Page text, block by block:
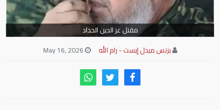
مقتل عز الدين الحداد
بزنس ميدل إيست - رام الله